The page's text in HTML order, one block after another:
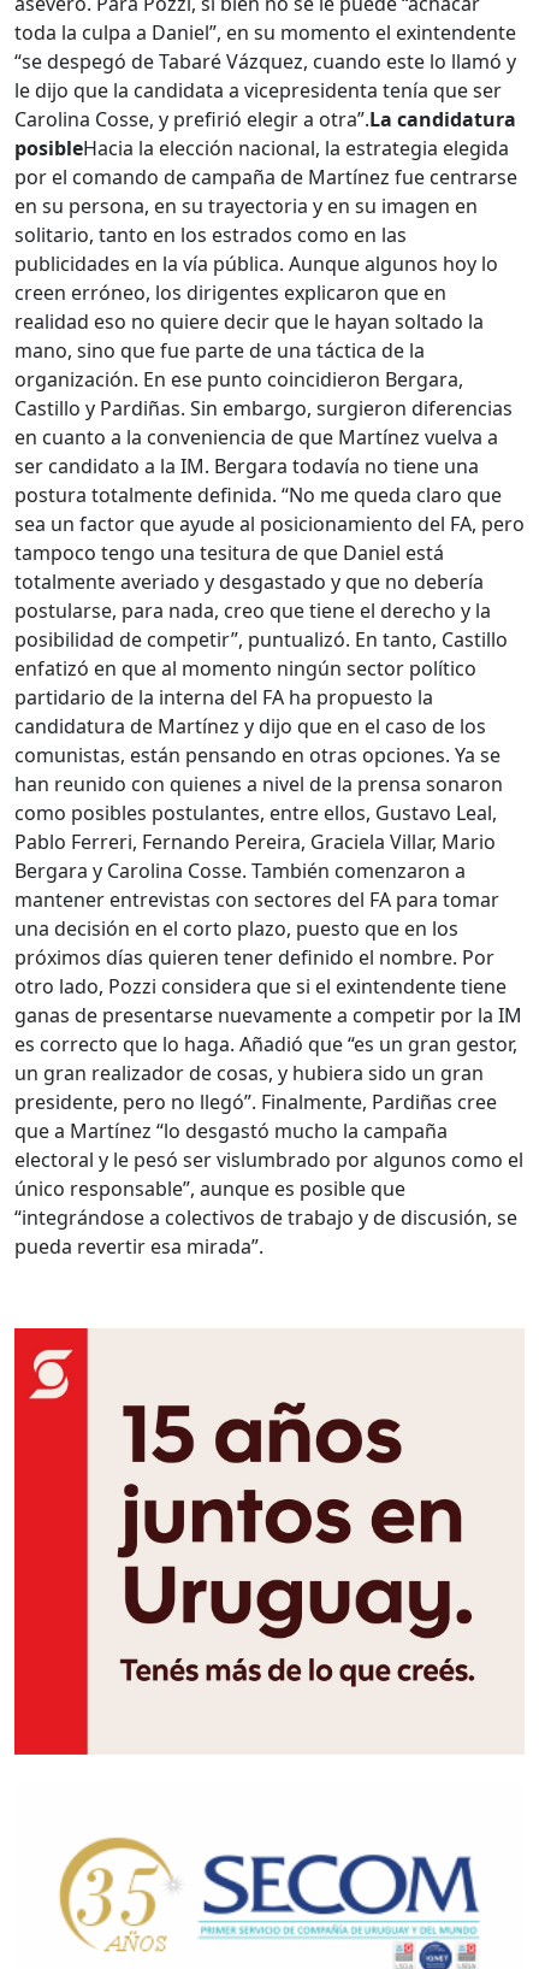
toda la culpa a Daniel”, en su momento el exintendente
“se despegó de Tabaré Vázquez, cuando este lo llamó y
le dijo que la candidata a vicepresidenta tenía que ser
Carolina Cosse, y prefirió elegir a otra”.La candidatura
posibleHacia la elección nacional, la estrategia elegida
por el comando de campaña de Martínez fue centrarse
en su persona, en su trayectoria y en su imagen en
solitario, tanto en los estrados como en las
publicidades en la vía pública. Aunque algunos hoy lo
creen erróneo, los dirigentes explicaron que en
realidad eso no quiere decir que le hayan soltado la
mano, sino que fue parte de una táctica de la
organización. En ese punto coincidieron Bergara,
Castillo y Pardiñas. Sin embargo, surgieron diferencias
en cuanto a la conveniencia de que Martínez vuelva a
ser candidato a la IM. Bergara todavía no tiene una
postura totalmente definida. “No me queda claro que
sea un factor que ayude al posicionamiento del FA, pero
tampoco tengo una tesitura de que Daniel está
totalmente averiado y desgastado y que no debería
postularse, para nada, creo que tiene el derecho y la
posibilidad de competir”, puntualizó. En tanto, Castillo
enfatizó en que al momento ningún sector político
partidario de la interna del FA ha propuesto la
candidatura de Martínez y dijo que en el caso de los
comunistas, están pensando en otras opciones. Ya se
han reunido con quienes a nivel de la prensa sonaron
como posibles postulantes, entre ellos, Gustavo Leal,
Pablo Ferreri, Fernando Pereira, Graciela Villar, Mario
Bergara y Carolina Cosse. También comenzaron a
mantener entrevistas con sectores del FA para tomar
una decisión en el corto plazo, puesto que en los
próximos días quieren tener definido el nombre. Por
otro lado, Pozzi considera que si el exintendente tiene
ganas de presentarse nuevamente a competir por la IM
es correcto que lo haga. Añadió que “es un gran gestor,
un gran realizador de cosas, y hubiera sido un gran
presidente, pero no llegó”. Finalmente, Pardiñas cree
que a Martínez “lo desgastó mucho la campaña
electoral y le pesó ser vislumbrado por algunos como el
único responsable”, aunque es posible que
“integrándose a colectivos de trabajo y de discusión, se
pueda revertir esa mirada”.